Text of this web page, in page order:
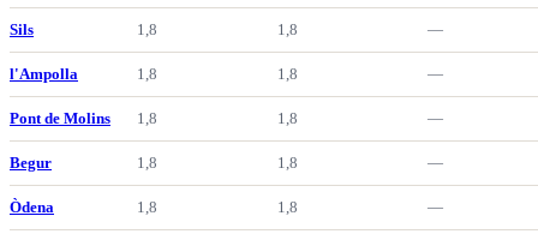
Sils 1,8 1,8 —
l'Ampolla 1,8 1,8 —
Pont de Molins 1,8 1,8 —
Begur 1,8 1,8 —
Òdena 1,8 1,8 —